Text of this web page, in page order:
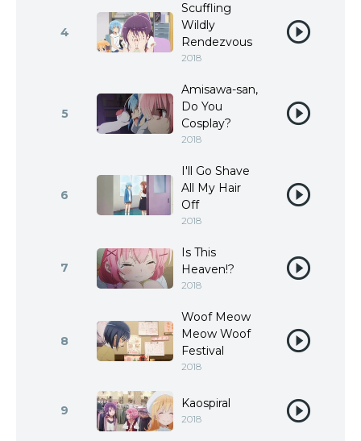
4
Scuffling
Wildly
Rendezvous
2018
5
Amisawa-san,
Do You
Cosplay?
2018
6
I'll Go Shave
All My Hair
Off
2018
7
Is This
Heaven!?
2018
8
Woof Meow
Meow Woof
Festival
2018
9 Kaospiral
2018